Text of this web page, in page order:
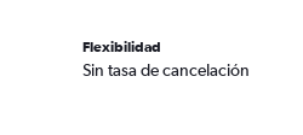
Flexibilidad
Sin tasa de cancelación